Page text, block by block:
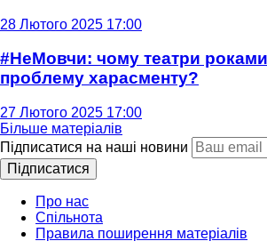
28 Лютого 2025 17:00
#НеМовчи: чому театри роками
проблему харасменту?
27 Лютого 2025 17:00
Більше матеріалів
Підписатися на наші новини
Підписатися
Про нас
Спільнота
Правила поширення матеріалів